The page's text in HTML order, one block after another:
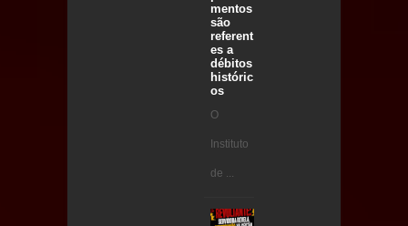
mentos
são
referent
es a
débitos
históric
os
O
Instituto
de ...